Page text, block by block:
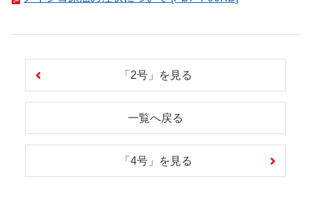
「2号」を見る
一覧へ戻る
「4号」を見る